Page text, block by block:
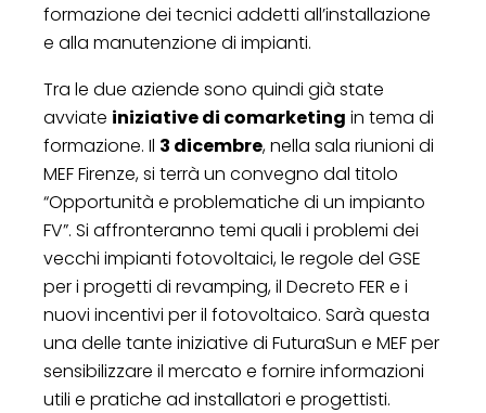
formazione dei tecnici addetti all’installazione
e alla manutenzione di impianti.
Tra le due aziende sono quindi già state
avviate iniziative di comarketing in tema di
formazione. Il 3 dicembre, nella sala riunioni di
MEF Firenze, si terrà un convegno dal titolo
“Opportunità e problematiche di un impianto
FV”. Si affronteranno temi quali i problemi dei
vecchi impianti fotovoltaici, le regole del GSE
per i progetti di revamping, il Decreto FER e i
nuovi incentivi per il fotovoltaico. Sarà questa
una delle tante iniziative di FuturaSun e MEF per
sensibilizzare il mercato e fornire informazioni
utili e pratiche ad installatori e progettisti.